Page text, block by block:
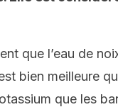
que l’eau de
bien meilleure
que les